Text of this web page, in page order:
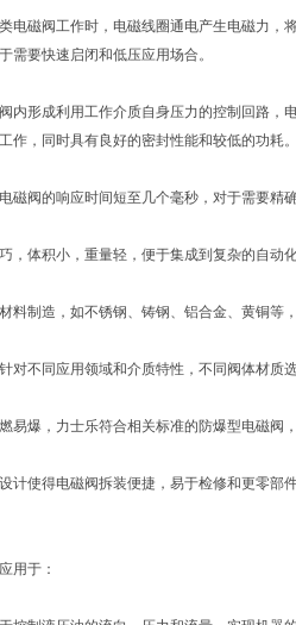
电磁阀工作时，电磁线圈通电产生电磁力，
需要快速启闭和低压应用场合。
内形成利用工作介质自身压力的控制回路
作，同时具有良好的密封性能和较低的功耗。
磁阀的响应时间短至几个毫秒，对于需要精
，体积小，重量轻，便于集成到复杂的自动
料制造，如不锈钢、铸钢、铝合金、黄铜等
对不同应用领域和介质特性，不同阀体材质
易爆，力士乐符合相关标准的防爆型电磁阀
计使得电磁阀拆装便捷，易于检修和更零部
用于：